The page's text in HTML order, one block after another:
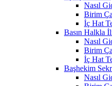
Nasıl
Birim
İç Hat
Basın Halkla
Nasıl
Birim
İç Hat
Başhekim
Nasıl